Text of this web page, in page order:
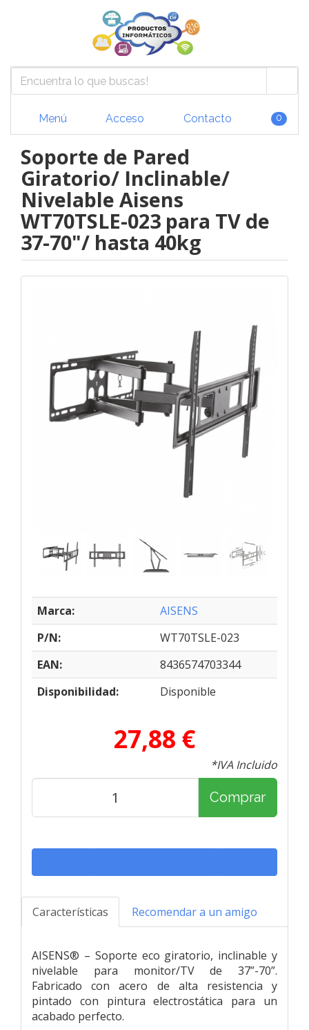
Menú Acceso Contacto 0
Soporte de Pared
Giratorio/ Inclinable/
Nivelable Aisens
WT70TSLE-023 para TV de
37-70"/ hasta 40kg
Marca:
AISENS
P/N:
WT70TSLE-023
EAN:
8436574703344
Disponibilidad:
Disponible
27,88 €
*IVA Incluido
Comprar
Características Recomendar a un amigo
AISENS® – Soporte eco giratorio, inclinable y
nivelable para monitor/TV de 37”-70”.
Fabricado con acero de alta resistencia y
pintado con pintura electrostática para un
acabado perfecto.